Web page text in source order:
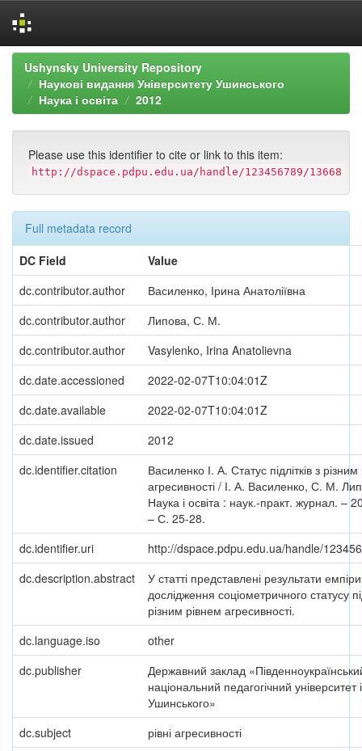
Skip
navigation
Ushynsky University Repository
Наукові видання Університету Ушинського
Наука і освіта
2012
Please use this identifier to cite or link to this item:
http://dspace.pdpu.edu.ua/handle/123456789/13668
Full metadata record
DC Field
Value
dc.contributor.author
Василенко, Ірина Анатоліївна
dc.contributor.author
Липова, С. М.
dc.contributor.author
Vasylenko, Irina Anatolievna
dc.date.accessioned
2022-02-07T10:04:01Z
dc.date.available
2022-02-07T10:04:01Z
dc.date.issued
2012
dc.identifier.citation
Василенко І. А. Статус підлітків з
агресивності / І. А. Василенко, С. М.
Наука і освіта : наук.-практ. журнал. –
– С. 25-28.
dc.identifier.uri
http://dspace.pdpu.edu.ua/handle/
dc.description.abstract
У статті представлені результати
дослідження соціометричного статусу
різним рівнем агресивності.
dc.language.iso
other
dc.publisher
Державний заклад
національний педагогічний університет
Ушинського»
dc.subject
рівні агресивності